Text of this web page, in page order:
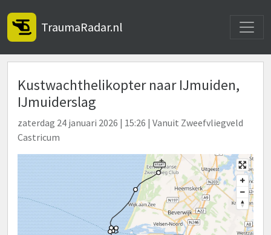
TraumaRadar.nl
Kustwachthelikopter naar IJmuiden,
IJmuiderslag
zaterdag 24 januari 2026 | 15:26 | Vanuit Zweefvliegveld
Castricum